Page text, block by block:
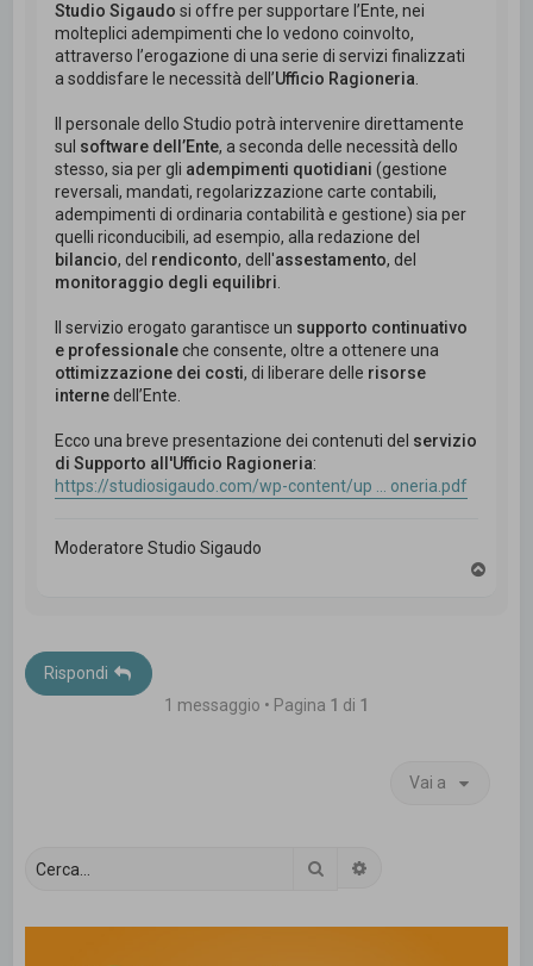
Studio Sigaudo si offre per supportare l’Ente, nei
molteplici adempimenti che lo vedono coinvolto,
attraverso l’erogazione di una serie di servizi finalizzati
a soddisfare le necessità dell’Ufficio Ragioneria.
Il personale dello Studio potrà intervenire direttamente
sul software dell’Ente, a seconda delle necessità dello
stesso, sia per gli adempimenti quotidiani (gestione
reversali, mandati, regolarizzazione carte contabili,
adempimenti di ordinaria contabilità e gestione) sia per
quelli riconducibili, ad esempio, alla redazione del
bilancio, del rendiconto, dell'assestamento, del
monitoraggio degli equilibri.
Il servizio erogato garantisce un supporto continuativo
e professionaleche consente, oltre a ottenere una
ottimizzazione dei costi, di liberare delle risorse
interne dell’Ente.
Ecco una breve presentazione dei contenuti del servizio
di Supporto all'Ufficio Ragioneria:
https://studiosigaudo.com/wp-content/up ... oneria.pdf
Moderatore Studio Sigaudo
Rispondi
1 messaggio • Pagina 1 di 1
Vai a
Cerca